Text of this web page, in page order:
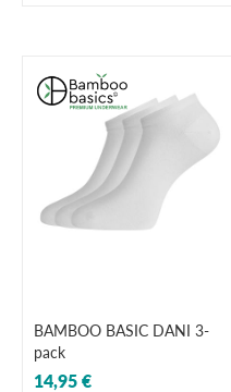
BAMBOO BASIC DANI 3-
pack
14,95 €